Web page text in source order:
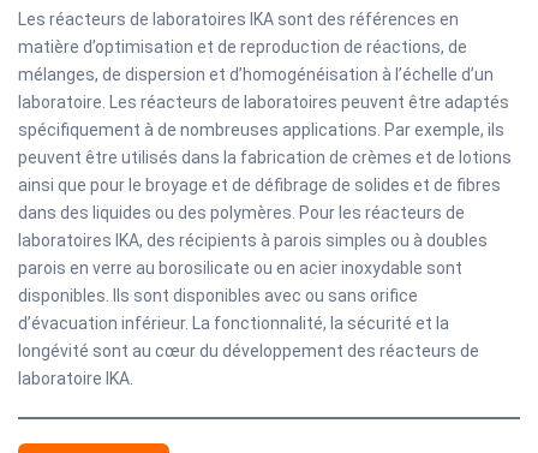
Les réacteurs de laboratoires IKA sont des références en
matière d’optimisation et de reproduction de réactions, de
mélanges, de dispersion et d’homogénéisation à l’échelle d’un
laboratoire. Les réacteurs de laboratoires peuvent être adaptés
spécifiquement à de nombreuses applications. Par exemple, ils
peuvent être utilisés dans la fabrication de crèmes et de lotions
ainsi que pour le broyage et de défibrage de solides et de fibres
dans des liquides ou des polymères. Pour les réacteurs de
laboratoires IKA, des récipients à parois simples ou à doubles
parois en verre au borosilicate ou en acier inoxydable sont
disponibles. Ils sont disponibles avec ou sans orifice
d’évacuation inférieur. La fonctionnalité, la sécurité et la
longévité sont au cœur du développement des réacteurs de
laboratoire IKA.